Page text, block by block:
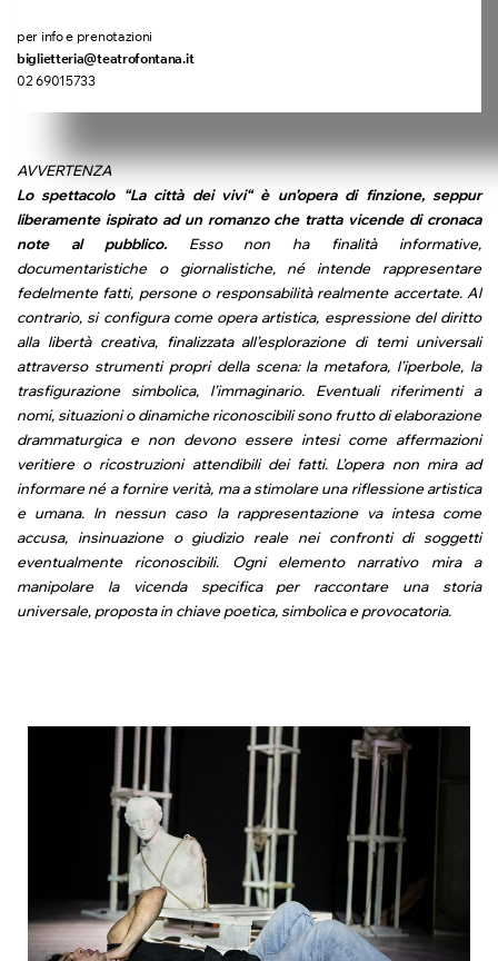
per info e prenotazioni
biglietteria@teatrofontana.it
02 69015733
AVVERTENZA
Lo spettacolo “La città dei vivi“ è un’opera di finzione, seppur
liberamente ispirato ad un romanzo che tratta vicende di cronaca
note al pubblico.Esso non ha finalità informative,
documentaristiche o giornalistiche, né intende rappresentare
fedelmente fatti, persone o responsabilità realmente accertate. Al
contrario, si configura come opera artistica, espressione del diritto
alla libertà creativa, finalizzata all’esplorazione di temi universali
attraverso strumenti propri della scena: la metafora, l’iperbole, la
trasfigurazione simbolica, l’immaginario. Eventuali riferimenti a
nomi, situazioni o dinamiche riconoscibili sono frutto di elaborazione
drammaturgica e non devono essere intesi come affermazioni
veritiere o ricostruzioni attendibili dei fatti. L’opera non mira ad
informare né a fornire verità, ma a stimolare una riflessione artistica
e umana. In nessun caso la rappresentazione va intesa come
accusa, insinuazione o giudizio reale nei confronti di soggetti
eventualmente riconoscibili. Ogni elemento narrativo mira a
manipolare la vicenda specifica per raccontare una storia
universale, proposta in chiave poetica, simbolica e provocatoria.